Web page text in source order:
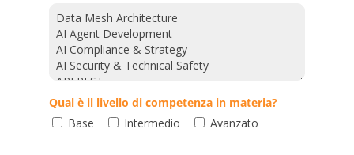
Qual è il livello di competenza in materia?
Base
Intermedio Avanzato